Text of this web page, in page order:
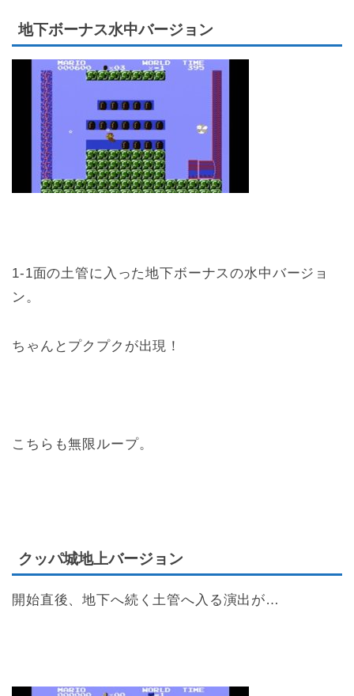
地下ボーナス水中バージョン
1-1面の土管に入った地下ボーナスの水中バージョ
ン。
ちゃんとプクプクが出現！
こちらも無限ループ。
クッパ城地上バージョン
開始直後、地下へ続く土管へ入る演出が…